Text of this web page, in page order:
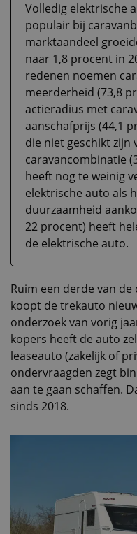
Volledig elektrische
populair bij
marktaandeel
naar 1,8 procent in
redenen noemen
meerderheid (73,8
actieradius met
aanschafprijs (44,1
die niet geschikt zijn
caravancombinatie
heeft nog te weinig
elektrische auto als
duurzaamheid
22 procent) heeft
de elektrische auto.
Ruim een derde van
koopt de trekauto
onderzoek van vorig
kopers heeft de auto
leaseauto (zakelijk of
ondervraagden zegt
aan te gaan schaffen.
sinds 2018.